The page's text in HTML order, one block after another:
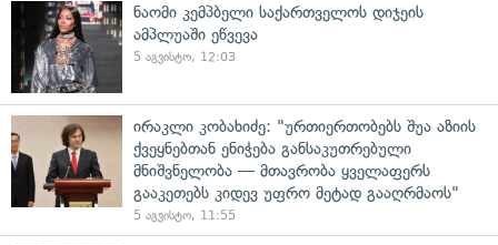
ნაომი კემპბელი საქართველოს დიჯეის
ამპლუაში ეწვევა
5 აგვისტო, 12:03
ირაკლი კობახიძე: "ურთიერთობებს შუა აზიის
ქვეყნებთან ენიჭება განსაკუთრებული
მნიშვნელობა — მთავრობა ყველაფერს
გააკეთებს კიდევ უფრო მეტად გააღრმაოს"
5 აგვისტო, 11:55